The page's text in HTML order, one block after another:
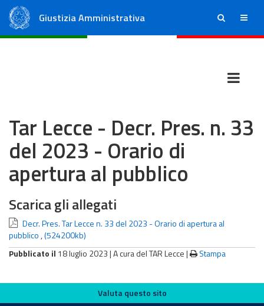
Giustizia Amministrativa ricerca menu
Tar Lecce - Decr. Pres. n. 33
del 2023 - Orario di
apertura al pubblico
Scarica gli allegati
Decr. Pres. Tar Lecce n. 33 del 2023 - Orario di apertura al
pubblico ,(524200kb)
Pubblicato il 18 luglio 2023 |A cura del TAR Lecce| Stampa
Valuta questo sito
Valuta questo sito